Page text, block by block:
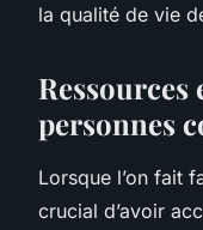
la qualité de vie
personnes
Lorsque l’on fait
crucial d’avoir